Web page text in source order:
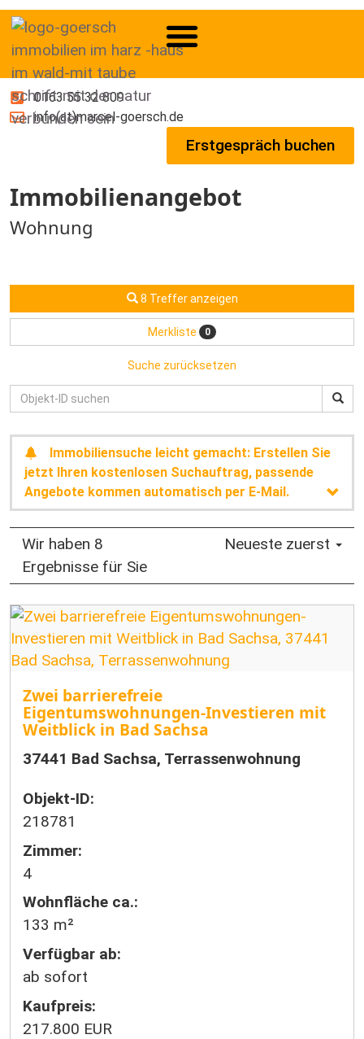
0163 55 32 809
info(at)marcel-goersch.de
Erstgespräch buchen
Immobilien­angebot
Wohnung
8 Treffer anzeigen
Merkliste 0
Suche zurücksetzen
Immobiliensuche leicht gemacht: Erstellen Sie
jetzt Ihren kostenlosen Suchauftrag, passende
Angebote kommen automatisch per E-Mail.
Wir haben 8
Ergebnisse für Sie
Neueste zuerst
Zwei barrierefreie
Eigentumswohnungen-Investieren mit
Weitblick in Bad Sachsa
37441 Bad Sachsa, Terrassenwohnung
Objekt-ID:
218781
Zimmer:
4
Wohnfläche ca.:
133 m²
Verfügbar ab:
ab sofort
Kaufpreis:
217.800 EUR